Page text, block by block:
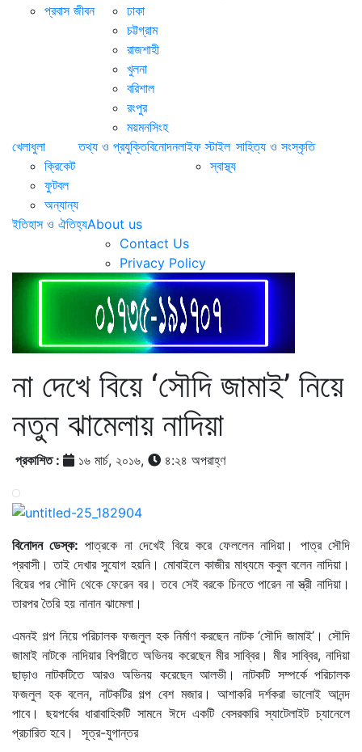
প্রবাস জীবন
ঢাকা
চট্টগ্রাম
রাজশাহী
খুলনা
বরিশাল
রংপুর
ময়মনসিংহ
খেলাধুলা
ক্রিকেট
ফুটবল
অন্যান্য
তথ্য ও প্রযুক্তিবিনোদনলাইফ স্টাইল
স্বাস্থ্য
সাহিত্য ও সংস্কৃতি
ইতিহাস ও ঐতিহ্যAbout us
Contact Us
Privacy Policy
না দেখে বিয়ে ‘সৌদি জামাই’ নিয়ে
নতুন ঝামেলায় নাদিয়া
প্রকাশিত : ১৬ মার্চ, ২০১৬, ৪:২৪ অপরাহ্ণ
বিনোদন ডেস্ক: পাত্রকে না দেখেই বিয়ে করে ফেললেন নাদিয়া। পাত্র সৌদি
প্রবাসী। তাই দেখার সুযোগ হয়নি। মোবাইলে কাজীর মাধ্যমে কবুল বলেন নাদিয়া।
বিয়ের পর সৌদি থেকে ফেরেন বর। তবে সেই বরকে চিনতে পারেন না স্ত্রী নাদিয়া।
তারপর তৈরি হয় নানান ঝামেলা।
এমনই গল্প নিয়ে পরিচালক ফজলুল হক নির্মাণ করছেন নাটক ‘সৌদি জামাই’। সৌদি
জামাই নাটকে নাদিয়ার বিপরীতে অভিনয় করেছেন মীর সাব্বির। মীর সাব্বির, নাদিয়া
ছাড়াও নাটকটিতে আরও অভিনয় করেছেন আলভী। নাটকটি সম্পর্কে পরিচালক
ফজলুল হক বলেন, নাটকটির গল্প বেশ মজার। আশাকরি দর্শকরা ভালোই আনন্দ
পাবে। ছয়পর্বের ধারাবাহিকটি সামনে ঈদে একটি বেসরকারি স্যাটেলাইট চ্যানেলে
প্রচারিত হবে। সূত্র-যুগান্তর